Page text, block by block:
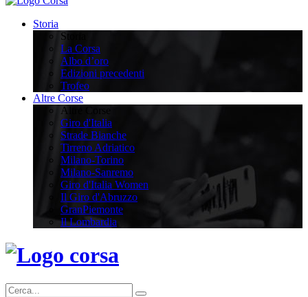
Storia
Storia
La Corsa
Albo d’oro
Edizioni precedenti
Trofeo
Altre Corse
Altre Corse
Giro d'Italia
Strade Bianche
Tirreno Adriatico
Milano-Torino
Milano-Sanremo
Giro d'Italia Women
Il Giro d'Abruzzo
GranPiemonte
Il Lombardia